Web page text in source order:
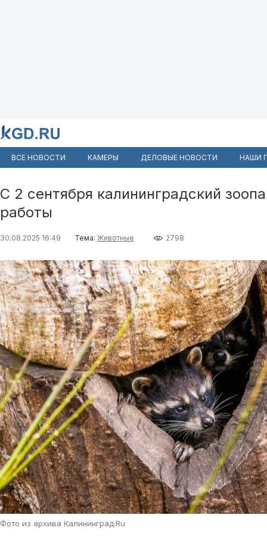
ВСЕ НОВОСТИ КАМЕРЫ ДЕЛОВЫЕ НОВОСТИ НАШИ
С 2 сентября калининградский
работы
30.08.2025 16:49 Тема: Животные 2798
Фото из архива Калининград.Ru